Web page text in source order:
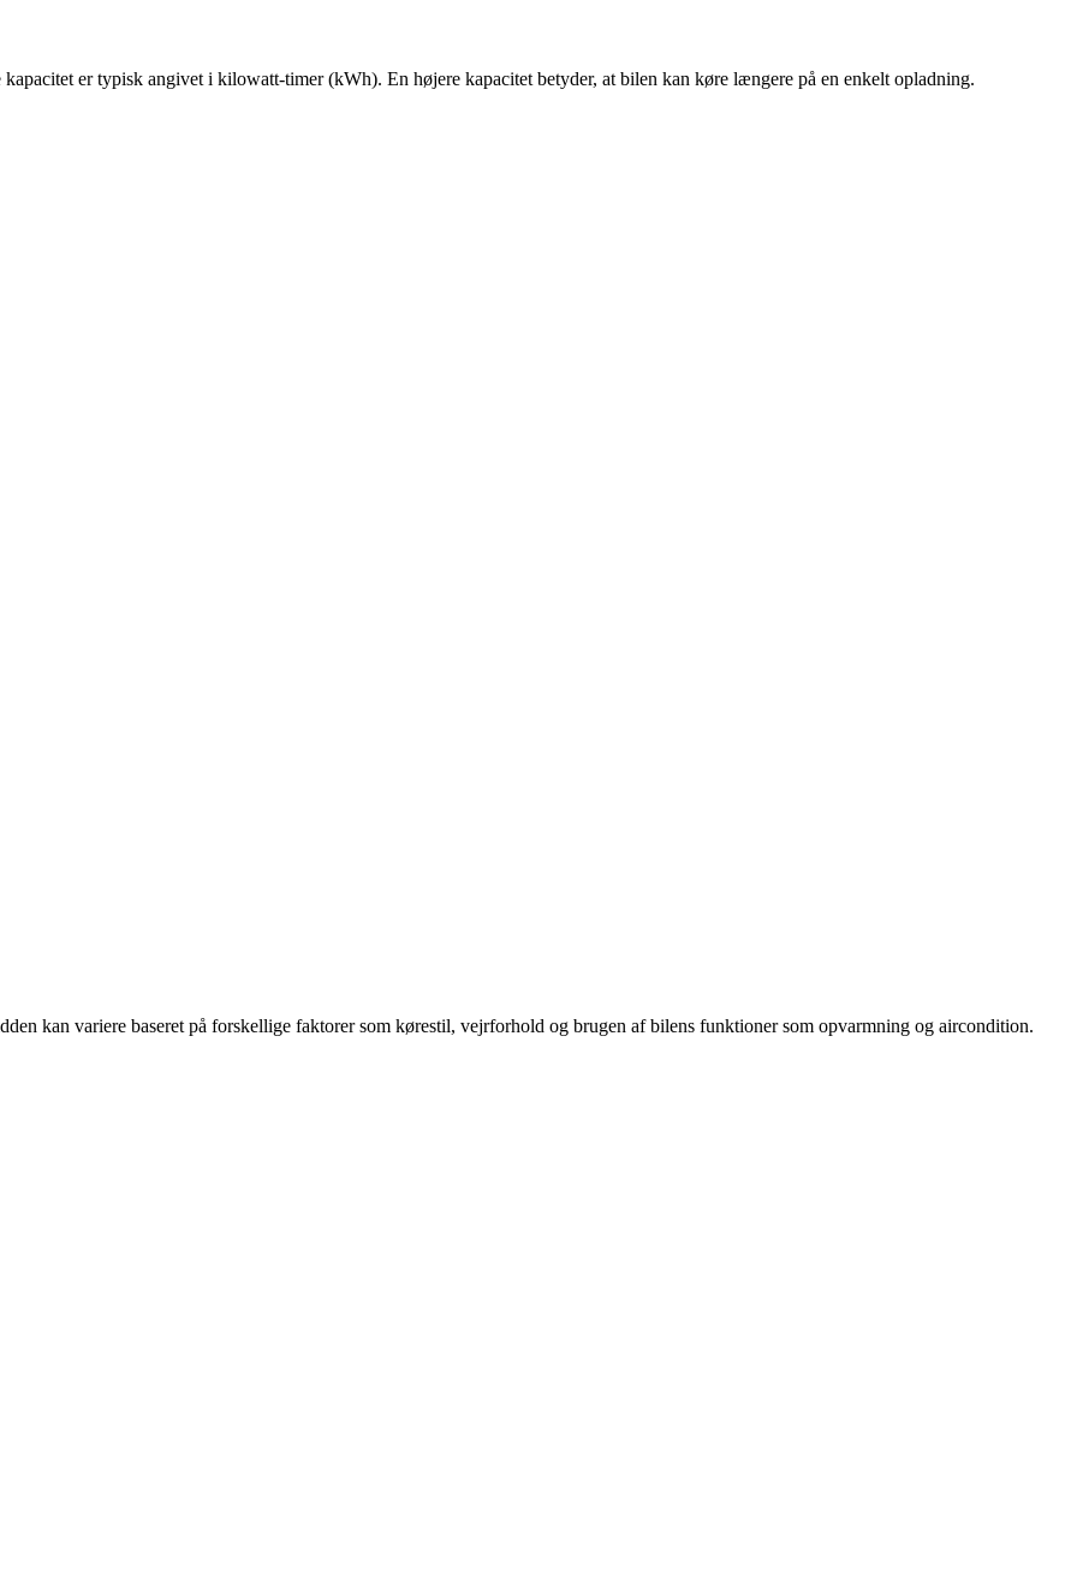
er typisk angivet i kilowatt-timer (kWh). En højere kapacitet betyder, at bilen kan køre længere på en enkelt opladning.
kan variere baseret på forskellige faktorer som kørestil, vejrforhold og brugen af bilens funktioner som opvarmning og aircondition.